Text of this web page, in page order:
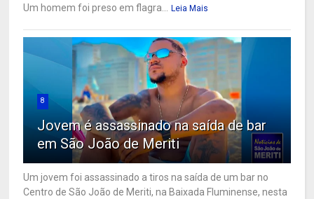
Um homem foi preso em flagra... Leia Mais
8
Jovem é assassinado na saída de bar
em São João de Meriti
Um jovem foi assassinado a tiros na saída de um bar no
Centro de São João de Meriti, na Baixada Fluminense, nesta